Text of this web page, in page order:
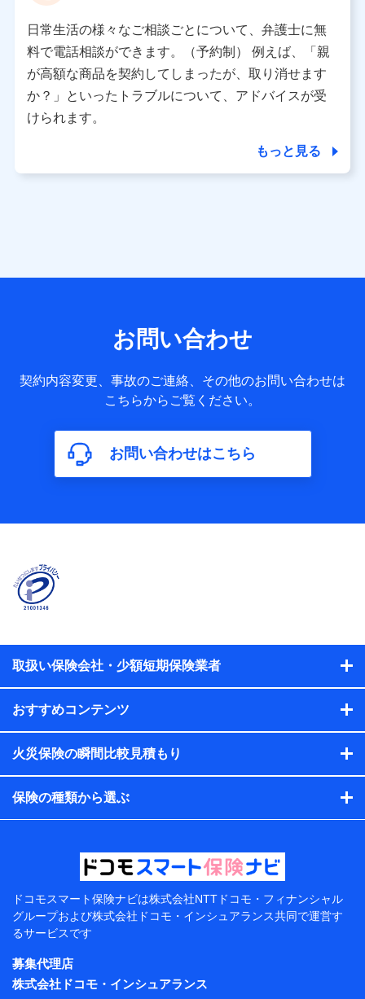
として、dポイントカード番号、性別、年齢、家族構成、住
所、dポイント残高、dポイント利用履歴などが含まれます。
利用情報
当社又は株式会社NTTドコモが提供する各種サービスなどの
ご契約・ご利用などに関する情報。例として、当社又は株式
会社NTTドコモが提供する各種サービスのご契約状態・ご利
用履歴インターネット利用時の行動に関する情報、アプリケ
ーション利用時の行動に関する情報、購入されたサービスや
当社又は株式会社NTTドコモが提供する保険関連サービスに
送信履歴などの情報）が含まれます。
約に関する情報。例として、保険契約者及び被保険者の氏
名、住所、生年月日、性別、保険契約者と被保険者の関係、
保険加入の目的、保険商品の内容、保険料、保険料のお支払
年数などの情報、ペットの種類や年齢などの情報などが含ま
れます。
【共同して利用する者の範囲】
株式会社NTTドコモ
当社又は株式会社NTTドコモが提供する保険関連サービスに
おけるユーザ登録受付および管理のため
当社又は株式会社NTTドコモと取引のあるもしくは委託を受
れらに付帯、関連する当社、株式会社NTTドコモおよび提携
会社のサービスを案内、提供するため
析して、お客さまの趣味・嗜好・傾向に応じたサービス・商
各種セミナーの開催のため
コンサルティングサービスの実施のため
アンケートやキャンペーン等の実施のため
上記に係る案内・手続き・管理等付帯業務を行うため
当該個人データを取り扱う各共同利用者（詳細は次のと
東京都千代田区永田町2丁目11番1号 山王パークタワー
株式会社NTTドコモ 代表取締役社長 前田 義晃
東京都中央区日本橋人形町2-14-10 アーバンネット日
本橋ビル 3F
日常生活の様々なご相談ごとについて、弁護士に無
料で電話相談ができます。（予約制） 例えば、「親
が高額な商品を契約してしまったが、取り消せます
か？」といったトラブルについて、アドバイスが受
けられます。
もっと見る
お問い合わせ
契約内容変更、事故のご連絡、その他のお問い合わせは
こちらからご覧ください。
お問い合わせはこちら
取扱い保険会社・少額短期保険業者
おすすめコンテンツ
火災保険の瞬間比較見積もり
保険の種類から選ぶ
ドコモスマート保険ナビは株式会社NTTドコモ・フィナンシャル
グループおよび株式会社ドコモ・インシュアランス共同で運営す
るサービスです
募集代理店
株式会社ドコモ・インシュアランス